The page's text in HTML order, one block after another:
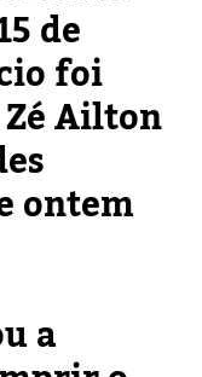
de
foi
Ailton
ontem
a